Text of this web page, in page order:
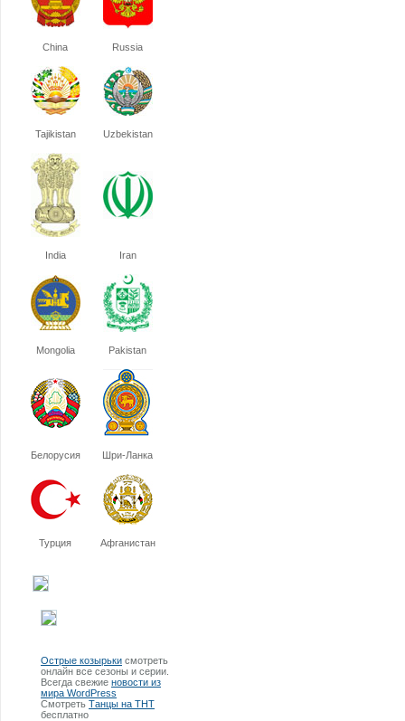
China Russia
Tajikistan Uzbekistan
India Iran
Mongolia Pakistan
Белорусия Шри-Ланка
Турция Афганистан
Острые козырьки смотреть
онлайн все сезоны и серии.
Всегда свежие новости из
мира WordPress
Смотреть Танцы на ТНТ
бесплатно